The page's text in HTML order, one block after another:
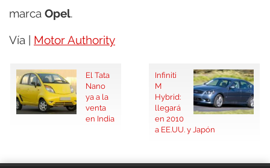
marca Opel.
Vía | Motor Authority
El Tata
Nano
ya a la
venta
en India
Infiniti
M
Hybrid:
llegará
en 2010
a EE.UU. y Japón